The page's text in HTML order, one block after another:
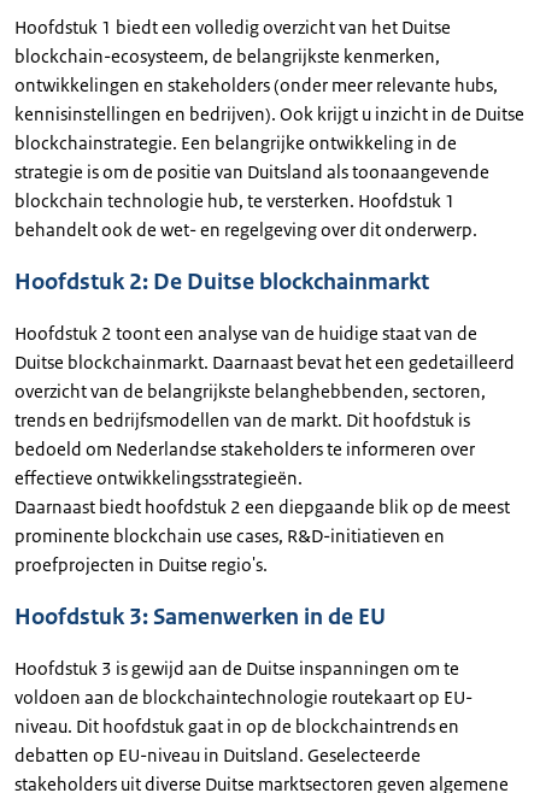
Hoofdstuk 1 biedt een volledig overzicht van het Duitse
blockchain-ecosysteem, de belangrijkste kenmerken,
ontwikkelingen en stakeholders (onder meer relevante hubs,
kennisinstellingen en bedrijven). Ook krijgt u inzicht in de Duitse
blockchainstrategie. Een belangrijke ontwikkeling in de
strategie is om de positie van Duitsland als toonaangevende
blockchain technologie hub, te versterken. Hoofdstuk 1
behandelt ook de wet- en regelgeving over dit onderwerp.
Hoofdstuk 2: De Duitse blockchainmarkt
Hoofdstuk 2 toont een analyse van de huidige staat van de
Duitse blockchainmarkt. Daarnaast bevat het een gedetailleerd
overzicht van de belangrijkste belanghebbenden, sectoren,
trends en bedrijfsmodellen van de markt. Dit hoofdstuk is
bedoeld om Nederlandse stakeholders te informeren over
effectieve ontwikkelingsstrategieën.
Daarnaast biedt hoofdstuk 2 een diepgaande blik op de meest
prominente blockchain use cases, R&D-initiatieven en
proefprojecten in Duitse regio's.
Hoofdstuk 3: Samenwerken in de EU
Hoofdstuk 3 is gewijd aan de Duitse inspanningen om te
voldoen aan de blockchaintechnologie routekaart op EU-
niveau. Dit hoofdstuk gaat in op de blockchaintrends en
debatten op EU-niveau in Duitsland. Geselecteerde
stakeholders uit diverse Duitse marktsectoren geven algemene